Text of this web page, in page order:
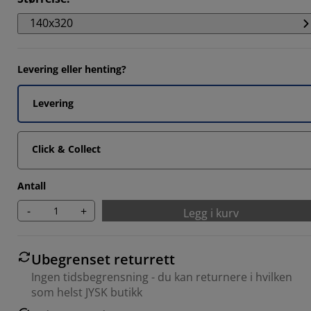
140x320
Levering eller henting?
Levering
Click & Collect
Antall
- + Legg i kurv
Ubegrenset returrett
Ingen tidsbegrensning - du kan returnere i hvilken
som helst JYSK butikk